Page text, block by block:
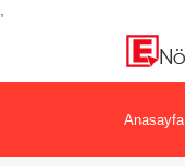
Anasayfa